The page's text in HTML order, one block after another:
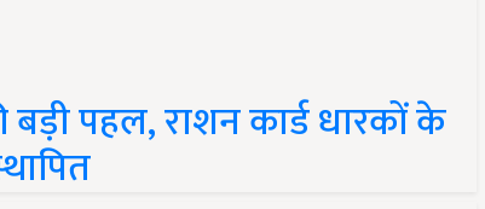
पहल, राशन कार्ड धारकों के